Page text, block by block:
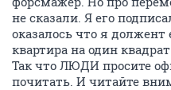
не сказали. Я его
оказалось что я
квартира на один
Так что ЛЮДИ просите
почитать. И читайте